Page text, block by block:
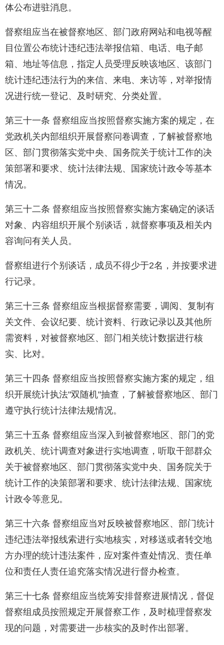
体公布进驻消息。
督察组应当在被督察地区、部门政府网站和电视等醒
目位置公布统计违纪违法举报信箱、电话、电子邮
箱、地址等信息，指定人员受理反映该地区、该部门
统计违纪违法行为的来信、来电、来访等，对举报情
况进行统一登记、及时研究、分类处置。
第三十一条 督察组应当按照督察实施方案的规定，在
党政机关内部组织开展督察问卷调查，了解被督察地
区、部门贯彻落实党中央、国务院关于统计工作的决
策部署和要求、统计法律法规、国家统计政令等基本
情况。
第三十二条 督察组应当按照督察实施方案确定的谈话
对象、内容组织开展个别谈话，就督察事项及相关内
容询问有关人员。
督察组进行个别谈话，成员不得少于2名，并按要求进
行记录。
第三十三条 督察组应当根据督察需要，调阅、复制有
关文件、会议纪要、统计资料、行政记录以及其他所
需资料，对被督察地区、部门相关统计数据进行核
实、比对。
第三十四条 督察组应当按照督察实施方案的规定，组
织开展统计执法"双随机"抽查，了解被督察地区、部门
遵守执行统计法律法规情况。
第三十五条 督察组应当深入到被督察地区、部门的党
政机关、统计调查对象进行实地调查，听取干部群众
关于被督察地区、部门贯彻落实党中央、国务院关于
统计工作的决策部署和要求、统计法律法规、国家统
计政令等意见。
第三十六条 督察组应当对反映被督察地区、部门统计
违纪违法举报线索进行实地核实，对移送或者转交地
方办理的统计违法案件，应对案件查处情况、责任单
位和责任人责任追究落实情况进行督办检查。
第三十七条 督察组应当统筹安排督察进展情况，督促
督察组成员按照规定开展督察工作，及时梳理督察发
现的问题，对需要进一步核实的及时作出部署。